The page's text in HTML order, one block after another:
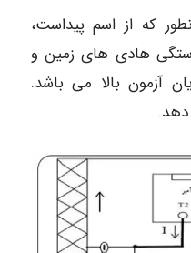
که از اسم پیداست،
هادی های زمین و
آزمون بالا می باشد.